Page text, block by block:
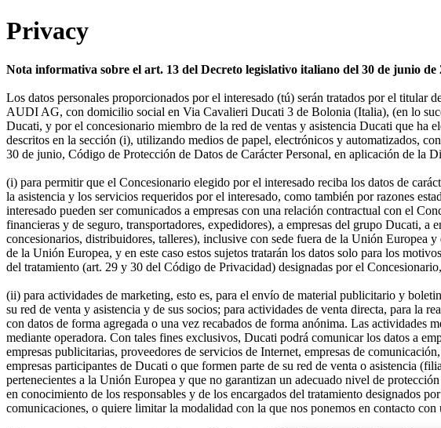
Privacy
Nota informativa sobre el art. 13 del Decreto legislativo italiano del 30 de junio
Los datos personales proporcionados por el interesado (tú) serán tratados por el
AUDI AG, con domicilio social en Via Cavalieri Ducati 3 de Bolonia (Italia), (en lo
Ducati, y por el concesionario miembro de la red de ventas y asistencia Ducati que ha
descritos en la sección (i), utilizando medios de papel, electrónicos y automatizados,
30 de junio, Código de Protección de Datos de Carácter Personal, en aplicación de la
(i) para permitir que el Concesionario elegido por el interesado reciba los datos de
la asistencia y los servicios requeridos por el interesado, como también por razones
interesado pueden ser comunicados a empresas con una relación contractual con el
financieras y de seguro, transportadores, expedidores), a empresas del grupo Ducati,
concesionarios, distribuidores, talleres), inclusive con sede fuera de la Unión Europea
de la Unión Europea, y en este caso estos sujetos tratarán los datos solo para los
del tratamiento (art. 29 y 30 del Código de Privacidad) designadas por el
(ii) para actividades de marketing, esto es, para el envío de material publicitario y
su red de venta y asistencia y de sus socios; para actividades de venta directa, para la
con datos de forma agregada o una vez recabados de forma anónima. Las actividades
mediante operadora. Con tales fines exclusivos, Ducati podrá comunicar los datos a
empresas publicitarias, proveedores de servicios de Internet, empresas de
empresas participantes de Ducati o que formen parte de su red de venta o asistencia
pertenecientes a la Unión Europea y que no garantizan un adecuado nivel de
en conocimiento de los responsables y de los encargados del tratamiento designados
comunicaciones, o quiere limitar la modalidad con la que nos ponemos en contacto